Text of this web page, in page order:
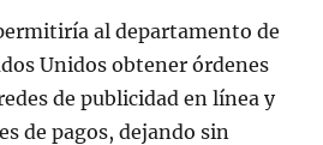
al departamento de
Unidos obtener órdenes
de publicidad en línea y
de pagos, dejando sin